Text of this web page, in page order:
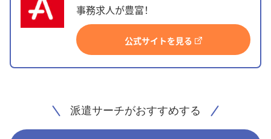
事務求人が豊富！
公式サイトを見る
派遣サーチがおすすめする